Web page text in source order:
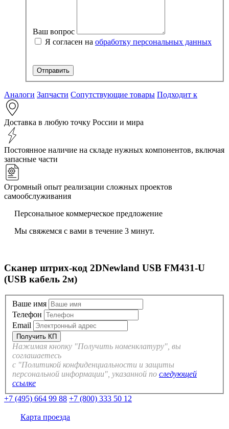
Ваш вопрос
Я согласен на обработку персональных данных
Аналоги Запчасти Сопутствующие товары Подходит к
Доставка в любую точку России и мира
Постоянное наличие на складе нужных компонентов, включая
запасные части
Огромный опыт реализации сложных проектов
самообслуживания
Персональное коммерческое предложение
Мы свяжемся с вами в течение 3 минут.
Сканер штрих-код 2DNewland USB FM431-U
(USB кабель 2м)
Ваше имя
Телефон
Email
Нажимая кнопку "Получить номенклатуру", вы
соглашаетесь
с "Политикой конфиденциальности и защиты
персональной информации", указанной по следующей
ссылке
+7 (495) 664 99 88 +7 (800) 333 50 12
Карта проезда